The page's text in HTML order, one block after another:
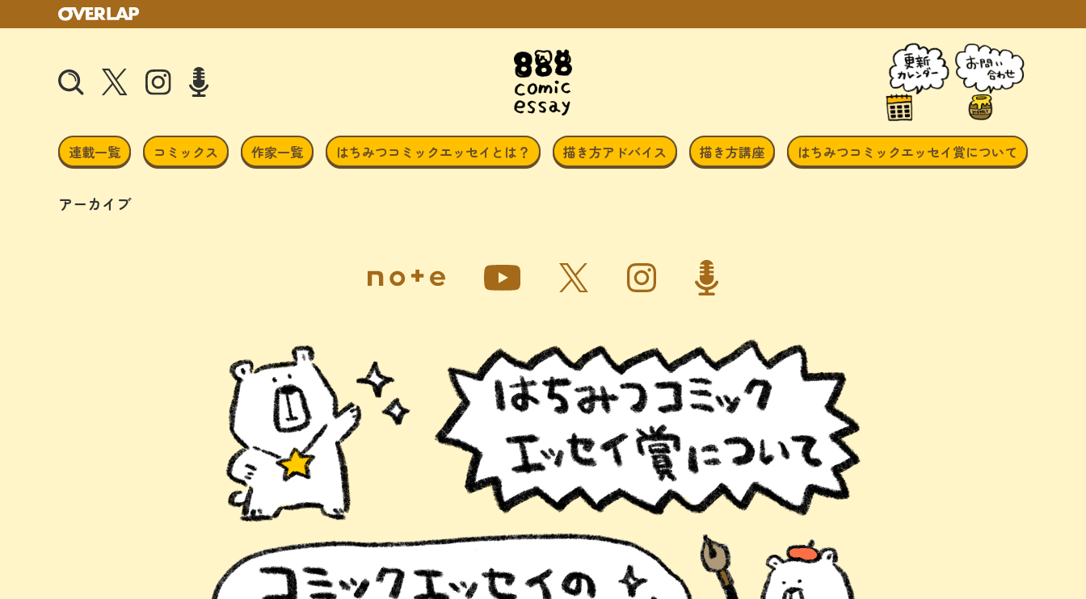
連載一覧 コミックス 作家一覧 はちみつコミックエッセイとは？ 描き方アドバイス 描き方講座 はちみつコミックエッセイ賞について
アーカイブ